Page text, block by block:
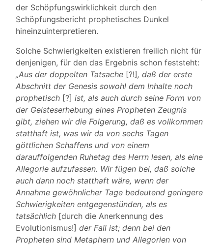
der Schöpfungswirklichkeit durch den
Schöpfungsbericht prophetisches Dunkel
hineinzuinterpretieren.
Solche Schwierigkeiten existieren freilich nicht für
denjenigen, für den das Ergebnis schon feststeht:
„Aus der doppelten Tatsache [?!], daß der erste
Abschnitt der Genesis sowohl dem Inhalte noch
prophetisch [?] ist, als auch durch seine Form von
der Geisteserhebung eines Propheten Zeugnis
gibt, ziehen wir die Folgerung, daß es vollkommen
statthaft ist, was wir da von sechs Tagen
göttlichen Schaffens und von einem
darauffolgenden Ruhetag des Herrn lesen, als eine
Allegorie aufzufassen. Wir fügen bei, daß solche
auch dann noch statthaft wäre, wenn der
Annahme gewöhnlicher Tage bedeutend geringere
Schwierigkeiten entgegenstünden, als es
tatsächlich [durch die Anerkennung des
Evolutionismus!] der Fall ist; denn bei den
Propheten sind Metaphern und Allegorien von